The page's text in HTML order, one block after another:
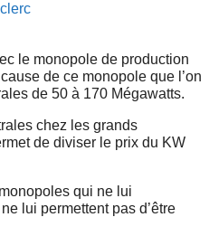
le monopole de production
de ce monopole que l’on
de 50 à 170 Mégawatts.
chez les grands
de diviser le prix du KW
qui ne lui
lui permettent pas d’être